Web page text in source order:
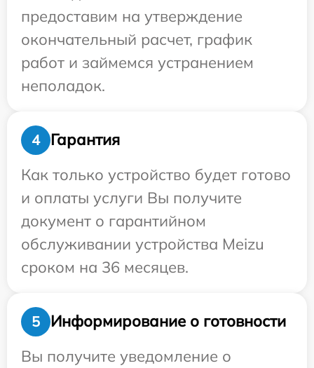
предоставим на утверждение
окончательный расчет, график
работ и займемся устранением
неполадок.
4
Гарантия
Как только устройство будет готово
и оплаты услуги Вы получите
документ о гарантийном
обслуживании устройства Meizu
сроком на 36 месяцев.
5
Информирование о готовности
Вы получите уведомление о